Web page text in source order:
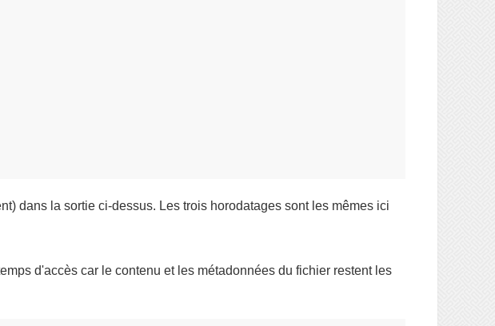
dans la sortie ci-dessus. Les trois horodatages sont les mêmes ici
d'accès car le contenu et les métadonnées du fichier restent les